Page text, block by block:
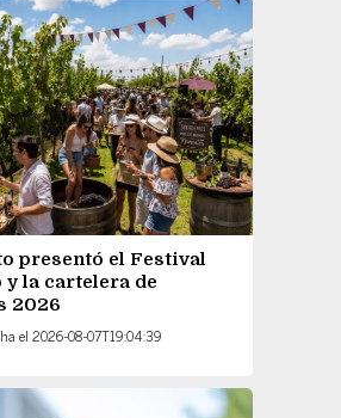
presentó el Festival
y la cartelera de
2026
el 2026-08-07T19:04:39